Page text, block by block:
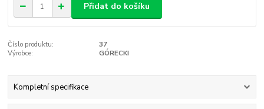
Přidat do košíku
Číslo produktu:
37
Výrobce:
GÓRECKI
Kompletní specifikace